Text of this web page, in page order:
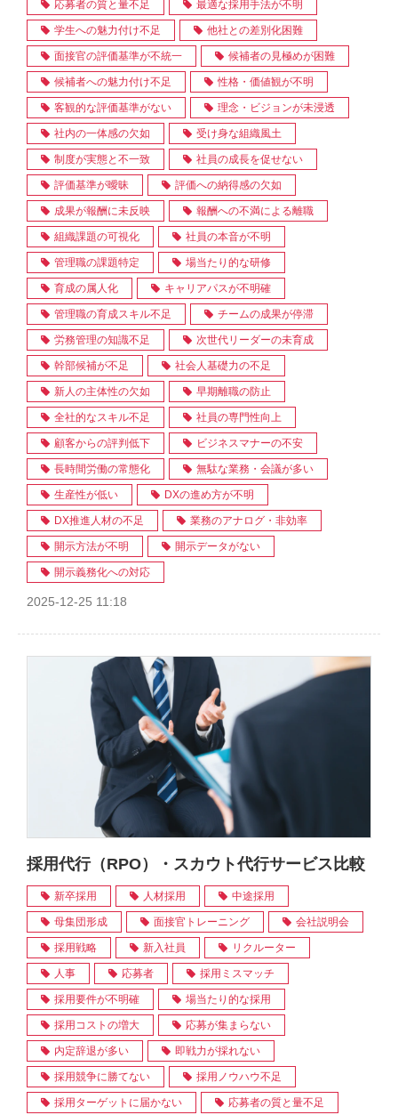
応募者の質と量不足 最適な採用手法が不明
学生への魅力付け不足 他社との差別化困難
面接官の評価基準が不統一 候補者の見極めが困難
候補者への魅力付け不足 性格・価値観が不明
客観的な評価基準がない 理念・ビジョンが未浸透
社内の一体感の欠如 受け身な組織風土
制度が実態と不一致 社員の成長を促せない
評価基準が曖昧 評価への納得感の欠如
成果が報酬に未反映 報酬への不満による離職
組織課題の可視化 社員の本音が不明
管理職の課題特定 場当たり的な研修
育成の属人化 キャリアパスが不明確
管理職の育成スキル不足 チームの成果が停滞
労務管理の知識不足 次世代リーダーの未育成
幹部候補が不足 社会人基礎力の不足
新人の主体性の欠如 早期離職の防止
全社的なスキル不足 社員の専門性向上
顧客からの評判低下 ビジネスマナーの不安
長時間労働の常態化 無駄な業務・会議が多い
生産性が低い DXの進め方が不明
DX推進人材の不足 業務のアナログ・非効率
開示方法が不明 開示データがない
開示義務化への対応
2025-12-25 11:18
採用代行（RPO）・スカウト代行サービス比較
新卒採用 人材採用 中途採用
母集団形成 面接官トレーニング 会社説明会
採用戦略 新入社員 リクルーター
人事 応募者 採用ミスマッチ
採用要件が不明確 場当たり的な採用
採用コストの増大 応募が集まらない
内定辞退が多い 即戦力が採れない
採用競争に勝てない 採用ノウハウ不足
採用ターゲットに届かない 応募者の質と量不足